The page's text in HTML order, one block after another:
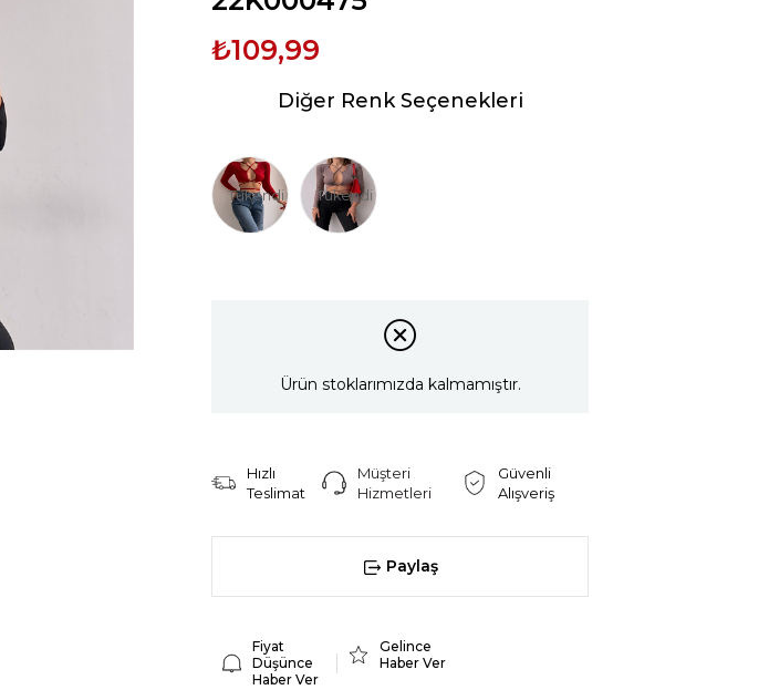
₺109,99
Diğer Renk Seçenekleri
Tükendi Tükendi
Ürün stoklarımızda kalmamıştır.
Hızlı
Teslimat
Müşteri
Hizmetleri
Güvenli
Alışveriş
Paylaş
Fiyat
Düşünce
Haber Ver
Gelince
Haber Ver